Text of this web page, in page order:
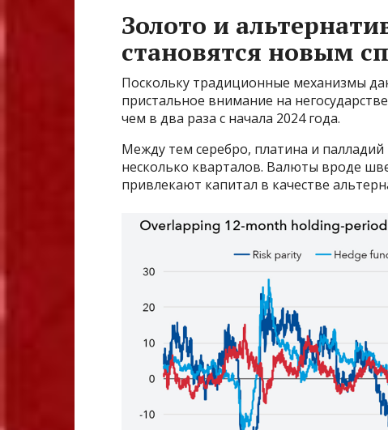
Золото и
становятся новым
Поскольку традиционные механизмы
пристальное внимание на
чем в два раза с начала 2024 года.
Между тем серебро, платина и
несколько кварталов. Валюты вроде
привлекают капитал в качестве